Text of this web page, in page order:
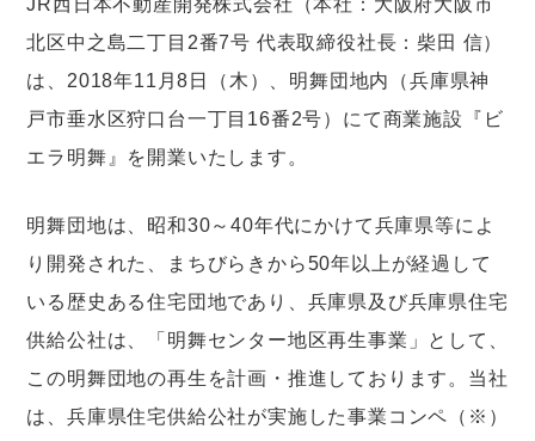
北区中之島二丁目2番7号 代表取締役社長：柴田 信）
は、2018年11月8日（木）、明舞団地内（兵庫県神
戸市垂水区狩口台一丁目16番2号）にて商業施設『ビ
エラ明舞』を開業いたします。
明舞団地は、昭和30～40年代にかけて兵庫県等によ
り開発された、まちびらきから50年以上が経過して
いる歴史ある住宅団地であり、兵庫県及び兵庫県住宅
供給公社は、「明舞センター地区再生事業」として、
この明舞団地の再生を計画・推進しております。当社
は、兵庫県住宅供給公社が実施した事業コンペ（※）